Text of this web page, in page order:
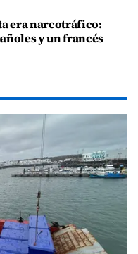
era narcotráfico:
y un francés